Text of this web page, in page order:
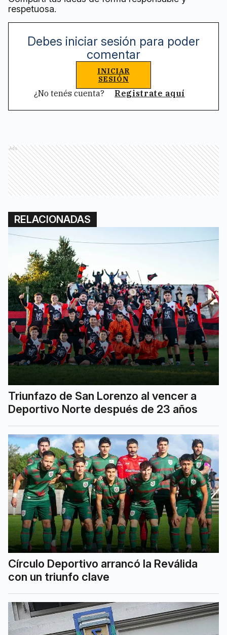
respetuosa.
Debes iniciar sesión para poder
comentar
INICIAR
SESIÓN
¿No tenés cuenta? Registrate aquí
Ads
RELACIONADAS
Triunfazo de San Lorenzo al vencer a
Deportivo Norte después de 23 años
Círculo Deportivo arrancó la Reválida
con un triunfo clave